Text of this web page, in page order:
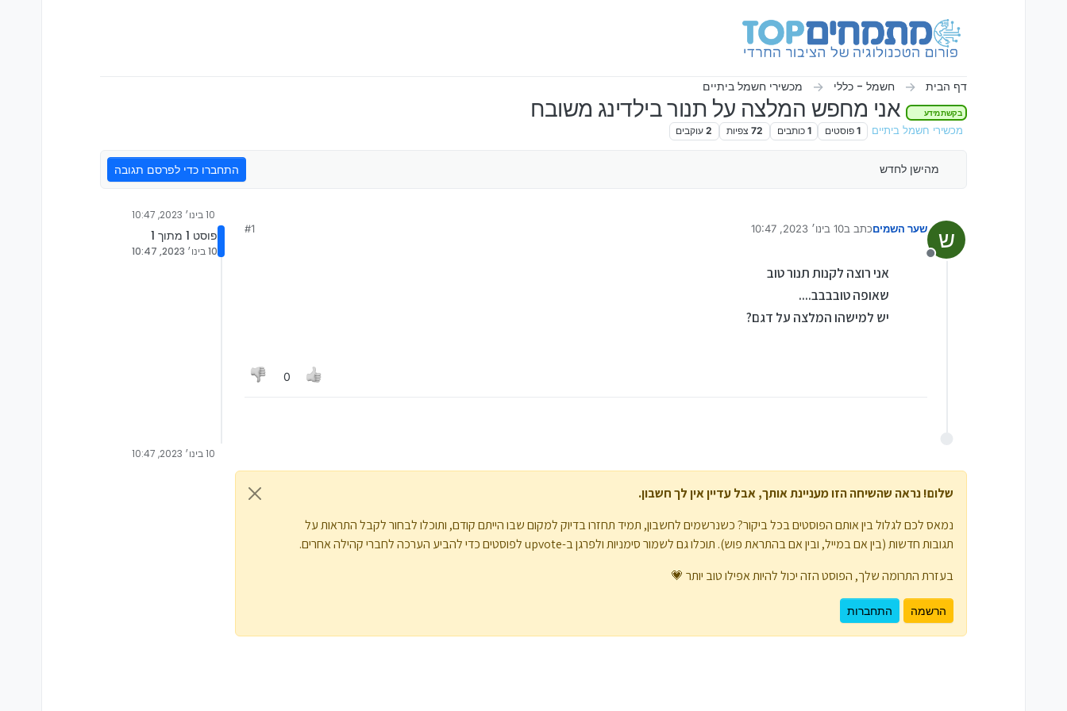
דף הבית חשמל - כללי מכשירי חשמל ביתיים
בקשת מידע אני מחפש המלצה על תנור בילדינג משובח
מכשירי חשמל ביתיים 1 פוסטים 1 כותבים 72 צפיות 2 עוקבים
מהישן לחדש התחברו כדי לפרסם תגובה
ש
מנותק
שער השמיםכתב ב10 בינו׳ 2023, 10:47
נערך לאחרונה על ידי
#1
אני רוצה לקנות תנור טוב
שאופה טובבבב....
יש למישהו המלצה על דגם?
0
שלום! נראה שהשיחה הזו מעניינת אותך, אבל עדיין אין לך חשבון.
נמאס לכם לגלול בין אותם הפוסטים בכל ביקור? כשנרשמים לחשבון, תמיד תחזרו בדיוק למקום שבו הייתם קודם, ותוכלו לבחור לקבל התראות על
תגובות חדשות (בין אם במייל, ובין אם בהתראת פוש). תוכלו גם לשמור סימניות ולפרגן ב-upvote לפוסטים כדי להביע הערכה לחברי קהילה אחרים.
בעזרת התרומה שלך, הפוסט הזה יכול להיות אפילו טוב יותר 💗
הרשמה התחברות
10 בינו׳ 2023, 10:47
פוסט 1 מתוך 1
10 בינו׳ 2023, 10:47
10 בינו׳ 2023, 10:47